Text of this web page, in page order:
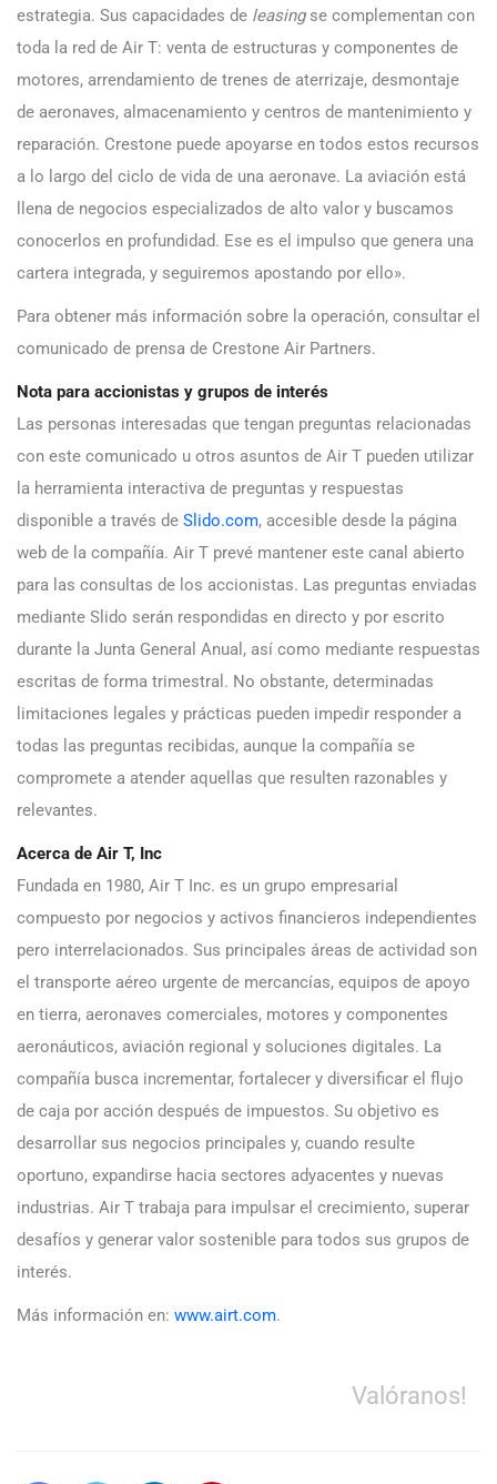
estrategia. Sus capacidades de leasingse complementan con
toda la red de Air T: venta de estructuras y componentes de
motores, arrendamiento de trenes de aterrizaje, desmontaje
de aeronaves, almacenamiento y centros de mantenimiento y
reparación. Crestone puede apoyarse en todos estos recursos
a lo largo del ciclo de vida de una aeronave. La aviación está
llena de negocios especializados de alto valor y buscamos
conocerlos en profundidad. Ese es el impulso que genera una
cartera integrada, y seguiremos apostando por ello».
Para obtener más información sobre la operación, consultar el
comunicado de prensa de Crestone Air Partners.
Nota para accionistas y grupos de interés
Las personas interesadas que tengan preguntas relacionadas
con este comunicado u otros asuntos de Air T pueden utilizar
la herramienta interactiva de preguntas y respuestas
disponible a través de Slido.com, accesible desde la página
web de la compañía. Air T prevé mantener este canal abierto
para las consultas de los accionistas. Las preguntas enviadas
mediante Slido serán respondidas en directo y por escrito
durante la Junta General Anual, así como mediante respuestas
escritas de forma trimestral. No obstante, determinadas
limitaciones legales y prácticas pueden impedir responder a
todas las preguntas recibidas, aunque la compañía se
compromete a atender aquellas que resulten razonables y
relevantes.
Acerca de Air T, Inc
Fundada en 1980, Air T Inc. es un grupo empresarial
compuesto por negocios y activos financieros independientes
pero interrelacionados. Sus principales áreas de actividad son
el transporte aéreo urgente de mercancías, equipos de apoyo
en tierra, aeronaves comerciales, motores y componentes
aeronáuticos, aviación regional y soluciones digitales. La
compañía busca incrementar, fortalecer y diversificar el flujo
de caja por acción después de impuestos. Su objetivo es
desarrollar sus negocios principales y, cuando resulte
oportuno, expandirse hacia sectores adyacentes y nuevas
industrias. Air T trabaja para impulsar el crecimiento, superar
desafíos y generar valor sostenible para todos sus grupos de
interés.
Más información en: www.airt.com.
Valóranos!